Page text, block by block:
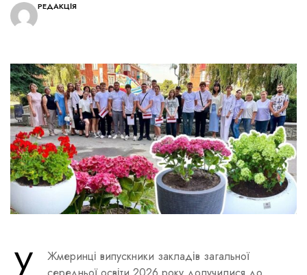
РЕДАКЦІЯ
У
Жмеринці випускники закладів загальної